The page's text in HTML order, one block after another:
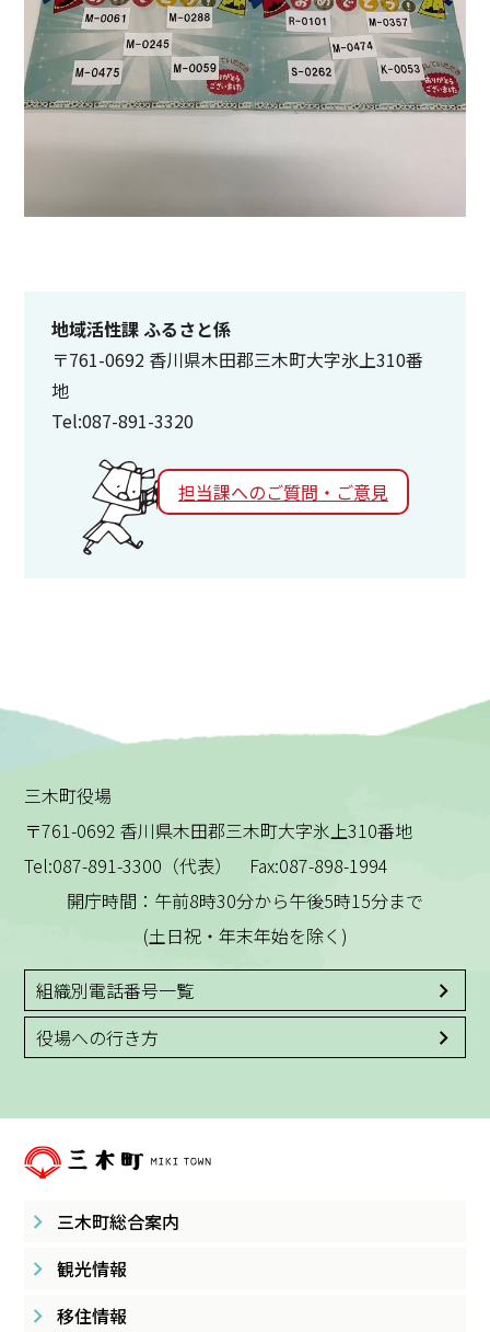
地域活性課 ふるさと係
〒761-0692 香川県木田郡三木町大字氷上310番
地
Tel:087-891-3320
担当課へのご質問・ご意見
三木町役場
〒761-0692 香川県木田郡三木町大字氷上310番地
Tel:087-891-3300（代表） Fax:087-898-1994
開庁時間：午前8時30分から午後5時15分まで
(土日祝・年末年始を除く)
組織別電話番号一覧
役場への行き方
三木町総合案内
観光情報
移住情報